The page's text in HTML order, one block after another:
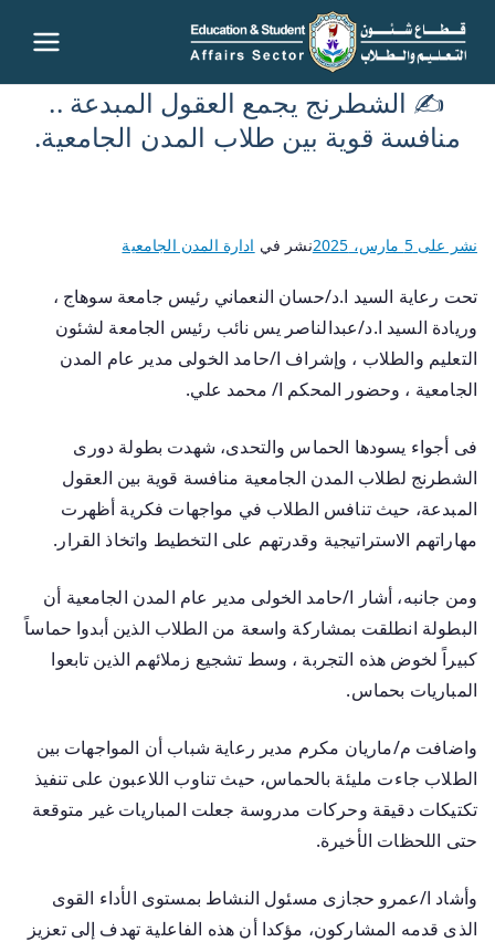
قطاع
شئون
والطلاب
– جامعة
سوهاج
✍️ الشطرنج يجمع العقول المبدعة ..
منافسة قوية بين طلاب المدن الجامعية.
نشر على5 مارس، 2025 نشر في ادارة المدن الجامعية
تحت رعاية السيد ا.د/حسان النعماني رئيس جامعة سوهاج ،
وريادة السيد ا.د/عبدالناصر يس نائب رئيس الجامعة لشئون
التعليم والطلاب ، وإشراف ا/حامد الخولى مدير عام المدن
الجامعية ، وحضور المحكم ا/ محمد علي.
فى أجواء يسودها الحماس والتحدى، شهدت بطولة دورى
الشطرنج لطلاب المدن الجامعية منافسة قوية بين العقول
المبدعة، حيث تنافس الطلاب في مواجهات فكرية أظهرت
مهاراتهم الاستراتيجية وقدرتهم على التخطيط واتخاذ القرار.
ومن جانبه، أشار ا/حامد الخولى مدير عام المدن الجامعية أن
البطولة انطلقت بمشاركة واسعة من الطلاب الذين أبدوا حماساً
كبيراً لخوض هذه التجربة ، وسط تشجيع زملائهم الذين تابعوا
المباريات بحماس.
واضافت م/ماريان مكرم مدير رعاية شباب أن المواجهات بين
الطلاب جاءت مليئة بالحماس، حيث تناوب اللاعبون على تنفيذ
تكتيكات دقيقة وحركات مدروسة جعلت المباريات غير متوقعة
حتى اللحظات الأخيرة.
وأشاد ا/عمرو حجازى مسئول النشاط بمستوى الأداء القوى
الذى قدمه المشاركون، مؤكدا أن هذه الفاعلية تهدف إلى تعزيز